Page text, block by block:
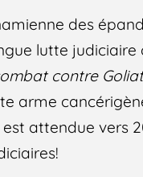
des
lutte judiciaire
contre
arme
attendue vers